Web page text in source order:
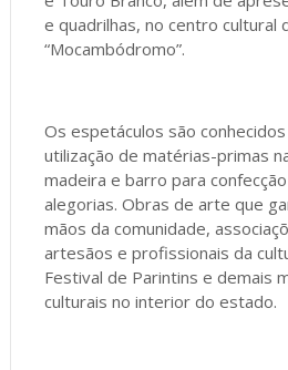
e quadrilhas, no centro cultural
“Mocambódromo”.
Os espetáculos são
utilização de matérias-primas
madeira e barro para
alegorias. Obras de arte que
mãos da comunidade,
artesãos e profissionais da
Festival de Parintins e demais
culturais no interior do estado.